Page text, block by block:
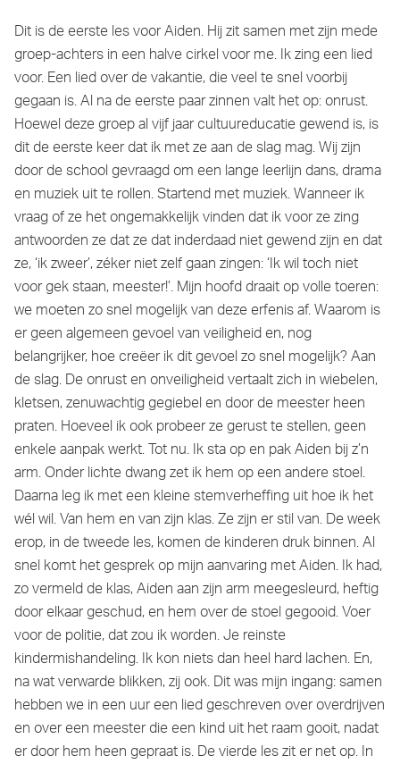
Dit is de eerste les voor Aiden. Hij zit samen met zijn mede
groep-achters in een halve cirkel voor me. Ik zing een lied
voor. Een lied over de vakantie, die veel te snel voorbij
gegaan is. Al na de eerste paar zinnen valt het op: onrust.
Hoewel deze groep al vijf jaar cultuureducatie gewend is, is
dit de eerste keer dat ik met ze aan de slag mag. Wij zijn
door de school gevraagd om een lange leerlijn dans, drama
en muziek uit te rollen. Startend met muziek. Wanneer ik
vraag of ze het ongemakkelijk vinden dat ik voor ze zing
antwoorden ze dat ze dat inderdaad niet gewend zijn en dat
ze, ‘ik zweer’, zéker niet zelf gaan zingen: ‘Ik wil toch niet
voor gek staan, meester!’. Mijn hoofd draait op volle toeren:
we moeten zo snel mogelijk van deze erfenis af. Waarom is
er geen algemeen gevoel van veiligheid en, nog
belangrijker, hoe creëer ik dit gevoel zo snel mogelijk? Aan
de slag. De onrust en onveiligheid vertaalt zich in wiebelen,
kletsen, zenuwachtig gegiebel en door de meester heen
praten. Hoeveel ik ook probeer ze gerust te stellen, geen
enkele aanpak werkt. Tot nu. Ik sta op en pak Aiden bij z’n
arm. Onder lichte dwang zet ik hem op een andere stoel.
Daarna leg ik met een kleine stemverheffing uit hoe ik het
wél wil. Van hem en van zijn klas. Ze zijn er stil van. De week
erop, in de tweede les, komen de kinderen druk binnen. Al
snel komt het gesprek op mijn aanvaring met Aiden. Ik had,
zo vermeld de klas, Aiden aan zijn arm meegesleurd, heftig
door elkaar geschud, en hem over de stoel gegooid. Voer
voor de politie, dat zou ik worden. Je reinste
kindermishandeling. Ik kon niets dan heel hard lachen. En,
na wat verwarde blikken, zij ook. Dit was mijn ingang: samen
hebben we in een uur een lied geschreven over overdrijven
en over een meester die een kind uit het raam gooit, nadat
er door hem heen gepraat is. De vierde les zit er net op. In